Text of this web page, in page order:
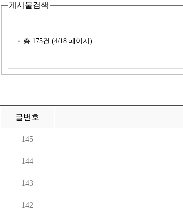
게시물검색
총 175건 (4/18 페이지)
글번호
145
144
143
142